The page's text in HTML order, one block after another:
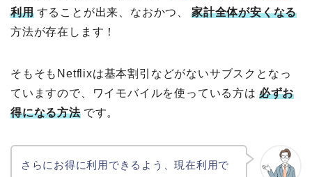
利用 することが出来、なおかつ、
家計全体が安くなる
方法が存在します！
そもそもNetflixは基本割引などがないサブスクとなっ
ていますので、ワイモバイルを使っている方は 必ずお
得になる方法 です。
さらにお得に利用できるよう、現在利用で